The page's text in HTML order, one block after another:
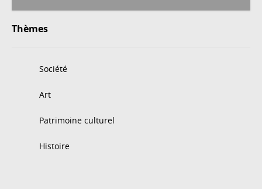
Thèmes
Société
Art
Patrimoine culturel
Histoire